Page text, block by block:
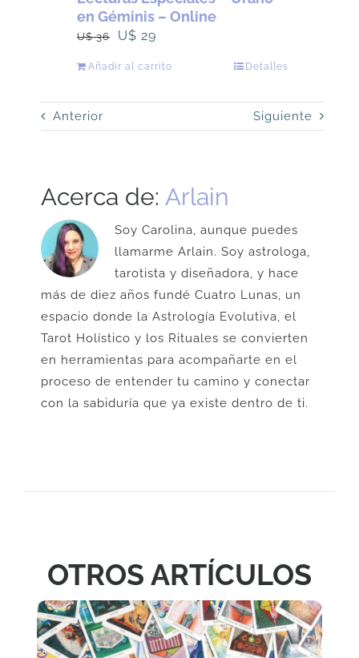
en Géminis – Online
U$36
El
U$29
Añadir al carrito Detalles
Anterior Siguiente
Acerca de:Arlain
Soy Carolina, aunque puedes
llamarme Arlain. Soy astrologa,
tarotista y diseñadora, y hace
más de diez años fundé Cuatro Lunas, un
espacio donde la Astrología Evolutiva, el
Tarot Holístico y los Rituales se convierten
en herramientas para acompañarte en el
proceso de entender tu camino y conectar
con la sabiduría que ya existe dentro de ti.
OTROS ARTÍCULOS